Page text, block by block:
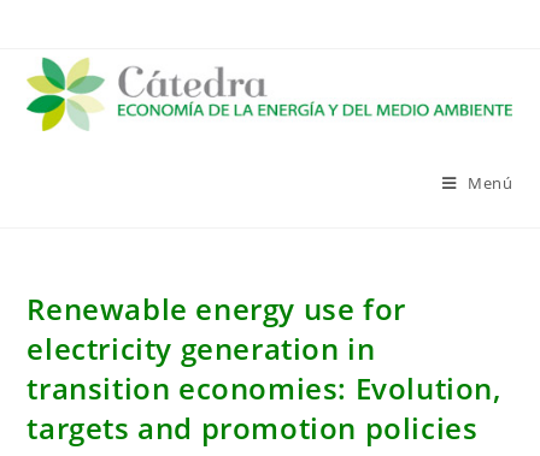
contenido
Menú
Renewable energy use for
electricity generation in
transition economies: Evolution,
targets and promotion policies